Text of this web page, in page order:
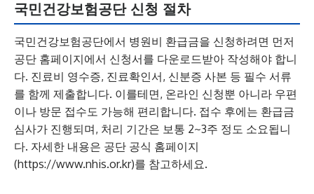
국민건강보험공단 신청 절차
국민건강보험공단에서 병원비 환급금을 신청하려면 먼저
공단 홈페이지에서 신청서를 다운로드받아 작성해야 합니
다. 진료비 영수증, 진료확인서, 신분증 사본 등 필수 서류
를 함께 제출합니다. 이를테면, 온라인 신청뿐 아니라 우편
이나 방문 접수도 가능해 편리합니다. 접수 후에는 환급금
심사가 진행되며, 처리 기간은 보통 2~3주 정도 소요됩니
다. 자세한 내용은 공단 공식 홈페이지
(https://www.nhis.or.kr)를 참고하세요.